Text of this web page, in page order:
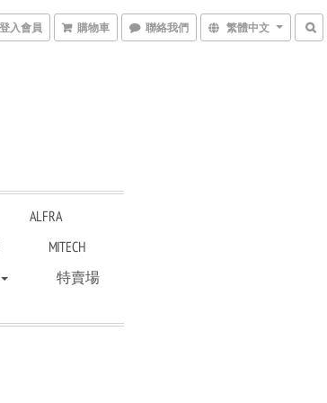
登入會員 購物車 聯絡我們 繁體中文
ALFRA
MITECH
特賣場